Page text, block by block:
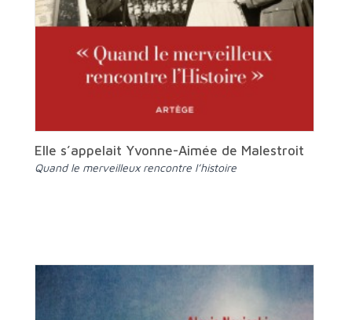
Elle s’appelait Yvonne-Aimée de Malestroit
Quand le merveilleux rencontre l’histoire